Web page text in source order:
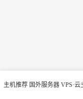
主机推荐 国外服务器 VPS·云